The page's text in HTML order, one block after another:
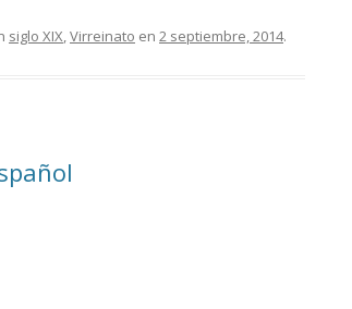
siglo XIX,Virreinato en 2 septiembre, 2014.